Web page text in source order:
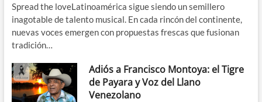
Spread the loveLatinoamérica sigue siendo un semillero
inagotable de talento musical. En cada rincón del continente,
nuevas voces emergen con propuestas frescas que fusionan
tradición…
Adiós a Francisco Montoya: el Tigre
de Payara y Voz del Llano
Venezolano